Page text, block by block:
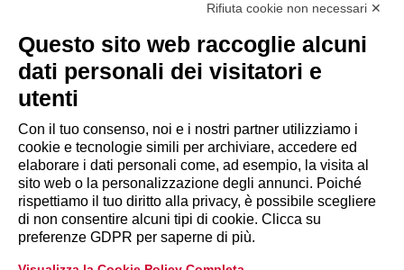
segreteria@lps.coop
INFORMAZIONI
Disclaimer
Privacy Policy
Rifiuta cookie non necessari ✕
Questo sito web raccoglie alcuni
dati personali dei visitatori e
utenti
Con il tuo consenso, noi e i nostri partner utilizziamo i
cookie e tecnologie simili per archiviare, accedere ed
elaborare i dati personali come, ad esempio, la visita al
sito web o la personalizzazione degli annunci. Poiché
rispettiamo il tuo diritto alla privacy, è possibile scegliere
di non consentire alcuni tipi di cookie. Clicca su
preferenze GDPR per saperne di più.